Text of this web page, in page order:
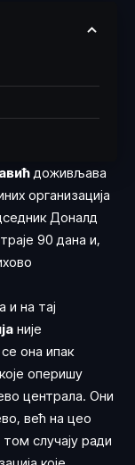
доживљава
организација
Доналд
90 дана и,
и на тај
није
она ипак
оперишу
централа. Они
већ на цео
случају ради